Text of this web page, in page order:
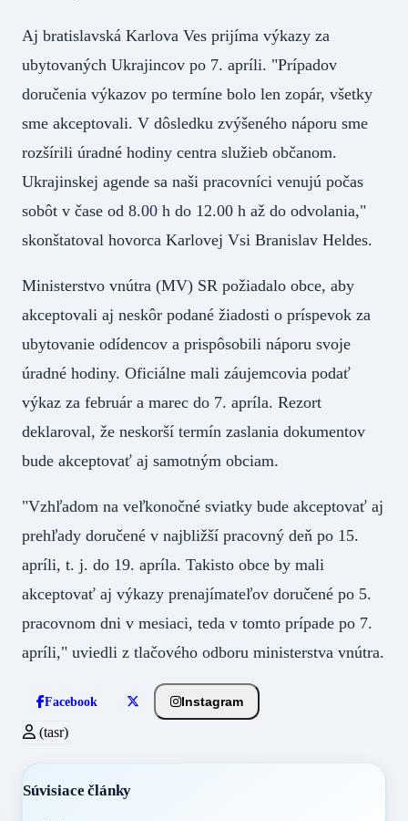
Aj bratislavská Karlova Ves prijíma výkazy za
ubytovaných Ukrajincov po 7. apríli. "Prípadov
doručenia výkazov po termíne bolo len zopár, všetky
sme akceptovali. V dôsledku zvýšeného náporu sme
rozšírili úradné hodiny centra služieb občanom.
Ukrajinskej agende sa naši pracovníci venujú počas
sobôt v čase od 8.00 h do 12.00 h až do odvolania,"
skonštatoval hovorca Karlovej Vsi Branislav Heldes.
Ministerstvo vnútra (MV) SR požiadalo obce, aby
akceptovali aj neskôr podané žiadosti o príspevok za
ubytovanie odídencov a prispôsobili náporu svoje
úradné hodiny. Oficiálne mali záujemcovia podať
výkaz za február a marec do 7. apríla. Rezort
deklaroval, že neskorší termín zaslania dokumentov
bude akceptovať aj samotným obciam.
"Vzhľadom na veľkonočné sviatky bude akceptovať aj
prehľady doručené v najbližší pracovný deň po 15.
apríli, t. j. do 19. apríla. Takisto obce by mali
akceptovať aj výkazy prenajímateľov doručené po 5.
pracovnom dni v mesiaci, teda v tomto prípade po 7.
apríli," uviedli z tlačového odboru ministerstva vnútra.
Facebook Instagram
(tasr)
Súvisiace články